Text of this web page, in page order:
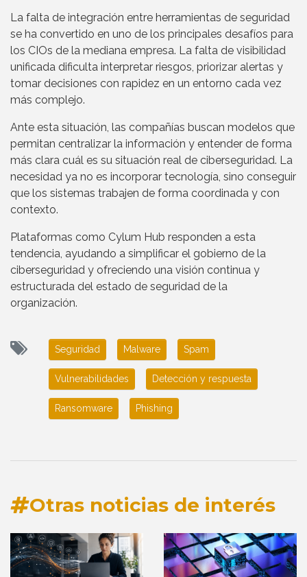
La falta de integración entre herramientas de seguridad
se ha convertido en uno de los principales desafíos para
los CIOs de la mediana empresa. La falta de visibilidad
unificada dificulta interpretar riesgos, priorizar alertas y
tomar decisiones con rapidez en un entorno cada vez
más complejo.
Ante esta situación, las compañías buscan modelos que
permitan centralizar la información y entender de forma
más clara cuál es su situación real de ciberseguridad. La
necesidad ya no es incorporar tecnología, sino conseguir
que los sistemas trabajen de forma coordinada y con
contexto.
Plataformas como Cylum Hub responden a esta
tendencia, ayudando a simplificar el gobierno de la
ciberseguridad y ofreciendo una visión continua y
estructurada del estado de seguridad de la
organización.
Seguridad Malware Spam
Vulnerabilidades Detección y respuesta
Ransomware Phishing
Otras noticias de interés